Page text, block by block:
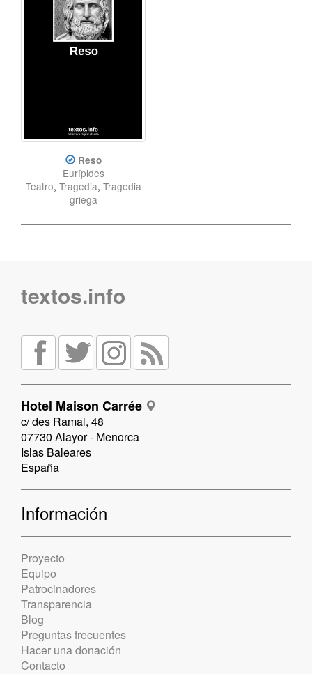
Reso
Eurípides
Teatro, Tragedia, Tragedia
griega
textos.info
Hotel Maison Carrée
c/ des Ramal, 48
07730 Alayor - Menorca
Islas Baleares
España
Información
Proyecto
Equipo
Patrocinadores
Transparencia
Blog
Preguntas frecuentes
Hacer una donación
Contacto